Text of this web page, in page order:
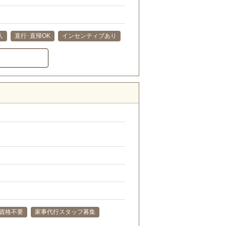
直行･直帰OK インセンティブあり
資格不要
家事代行スタッフ募集